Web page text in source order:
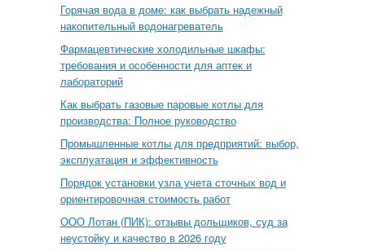
Горячая вода в доме: как выбрать надежный
накопительный водонагреватель
Фармацевтические холодильные шкафы:
требования и особенности для аптек и
лабораторий
Как выбрать газовые паровые котлы для
производства: Полное руководство
Промышленные котлы для предприятий: выбор,
эксплуатация и эффективность
Порядок установки узла учета сточных вод и
ориентировочная стоимость работ
ООО Лотан (ПИК): отзывы дольщиков, суд за
неустойку и качество в 2026 году